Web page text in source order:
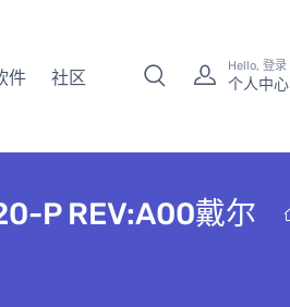
件 社区
Hello, 登录
个人中心
P REV:A00戴尔